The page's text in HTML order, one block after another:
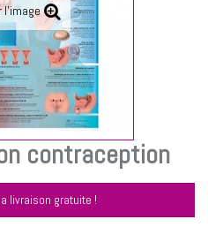
l'image
contraception
livraison gratuite !